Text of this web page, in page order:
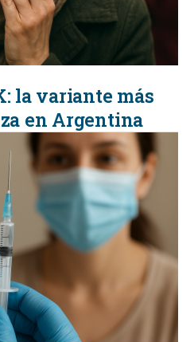
la variante más
en Argentina